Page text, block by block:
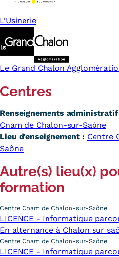
L'Usinerie
Le Grand Chalon
Centres
Renseignements
Cnam de Chalon-sur-Saône
Lieu d'enseignement : Centre
Saône
Autre(s) lieu(x)
formation
Centre Cnam de Chalon-sur-Saône
LICENCE - Informatique
En alternance à Chalon sur
Centre Cnam de Chalon-sur-Saône
LICENCE - Informatique